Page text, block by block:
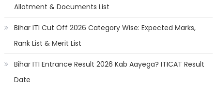
Allotment & Documents List
Bihar ITI Cut Off 2026 Category Wise: Expected Marks,
Rank List & Merit List
Bihar ITI Entrance Result 2026 Kab Aayega? ITICAT Result
Date